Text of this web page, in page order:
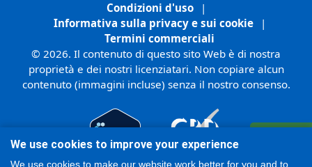
Condizioni d'uso
|
Informativa sulla privacy e sui cookie
|
Termini commerciali
© 2026. Il contenuto di questo sito Web è di nostra
proprietà e dei nostri licenziatari. Non copiare alcun
contenuto (immagini incluse) senza il nostro consenso.
We use cookies to improve your experience
We use cookies to make our website work better for you and to